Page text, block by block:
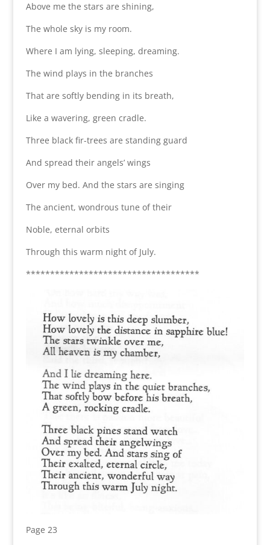
Above me the stars are shining,
The whole sky is my room.
Where I am lying, sleeping, dreaming.
The wind plays in the branches
That are softly bending in its breath,
Like a wavering, green cradle.
Three black fir-trees are standing guard
And spread their angels’ wings
Over my bed. And the stars are singing
The ancient, wondrous tune of their
Noble, eternal orbits
Through this warm night of July.
************************************
Page 23